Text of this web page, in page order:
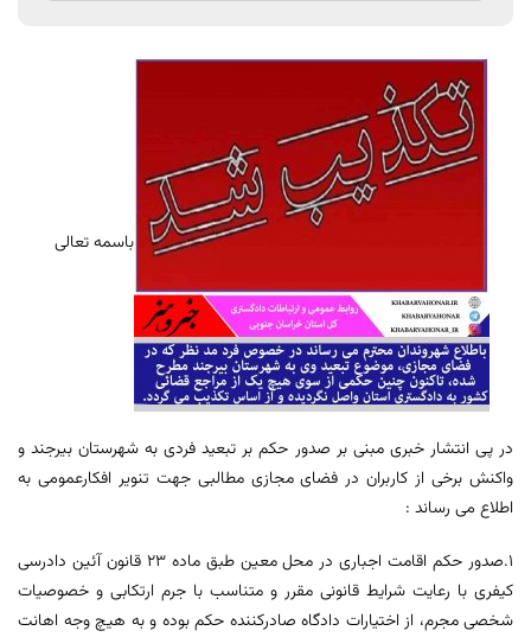
باسمه تعالی
در پی انتشار خبری مبنی بر صدور حکم بر تبعید فردی به شهرستان بیرجند و
واکنش برخی از کاربران در فضای مجازی مطالبی جهت تنویر افکارعمومی به
اطلاع می رساند :
1.صدور حکم اقامت اجباری در محل معین طبق ماده 23 قانون آئین دادرسی
کیفری با رعایت شرایط قانونی مقرر و متناسب با جرم ارتکابی و خصوصیات
شخصی مجرم، از اختیارات دادگاه صادرکننده حکم بوده و به هیچ وجه اهانت